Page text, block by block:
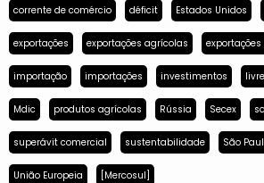
corrente de comércio déficit Estados Unidos
exportações exportações agrícolas
importação importações investimentos
Mdic produtos agrícolas Rússia Secex
superávit comercial sustentabilidade São
União Europeia [Mercosul]